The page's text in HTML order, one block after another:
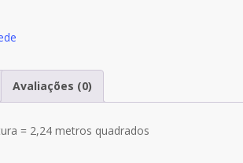
Avaliações (0)
= 2,24 metros quadrados